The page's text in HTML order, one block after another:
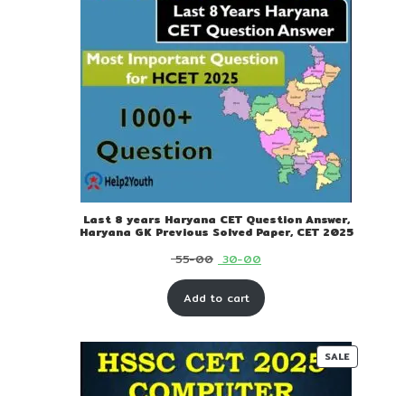
Last 8 years Haryana CET Question Answer,
Haryana GK Previous Solved Paper, CET 2025
55-00 Original
price
was:
00.
30-00Current
price
is:
00.
Add to cart
SALE